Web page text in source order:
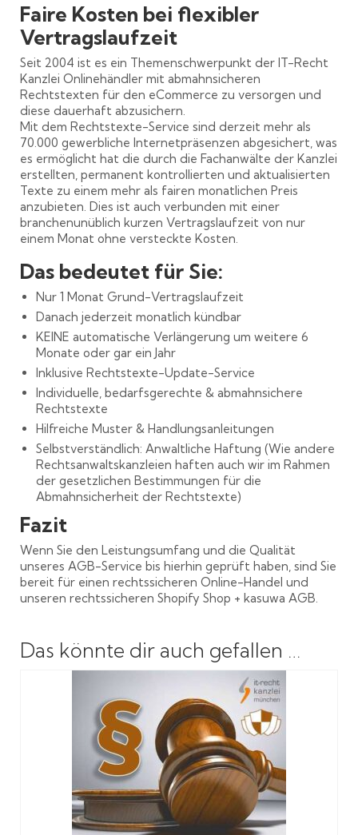
Faire Kosten bei flexibler
Vertragslaufzeit
Seit 2004 ist es ein Themenschwerpunkt der IT-Recht
Kanzlei Onlinehändler mit abmahnsicheren
Rechtstexten für den eCommerce zu versorgen und
diese dauerhaft abzusichern.
Mit dem Rechtstexte-Service sind derzeit mehr als
70.000 gewerbliche Internetpräsenzen abgesichert, was
es ermöglicht hat die durch die Fachanwälte der Kanzlei
erstellten, permanent kontrollierten und aktualisierten
Texte zu einem mehr als fairen monatlichen Preis
anzubieten. Dies ist auch verbunden mit einer
branchenunüblich kurzen Vertragslaufzeit von nur
einem Monat ohne versteckte Kosten.
Das bedeutet für Sie:
Nur 1 Monat Grund-Vertragslaufzeit
Danach jederzeit monatlich kündbar
KEINE automatische Verlängerung um weitere 6
Monate oder gar ein Jahr
Inklusive Rechtstexte-Update-Service
Individuelle, bedarfsgerechte & abmahnsichere
Rechtstexte
Hilfreiche Muster & Handlungsanleitungen
Selbstverständlich: Anwaltliche Haftung (Wie andere
Rechtsanwaltskanzleien haften auch wir im Rahmen
der gesetzlichen Bestimmungen für die
Abmahnsicherheit der Rechtstexte)
Fazit
Wenn Sie den Leistungsumfang und die Qualität
unseres AGB-Service bis hierhin geprüft haben, sind Sie
bereit für einen rechtssicheren Online-Handel und
unseren rechtssicheren Shopify Shop + kasuwa AGB.
Das könnte dir auch gefallen …